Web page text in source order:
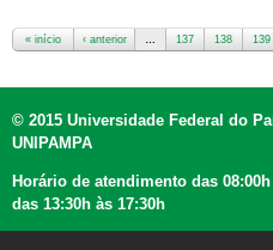
« início ‹ anterior … 137 138 139
© 2015 Universidade Federal do
UNIPAMPA
Horário de atendimento das
das 13:30h às 17:30h